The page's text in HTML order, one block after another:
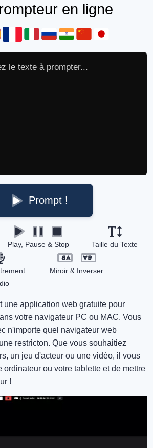
en ligne
Prompt !
Play, Pause & Stop Taille du Texte
Miroir & Inverser
une application web gratuite pour
votre navigateur PC ou MAC. Vous
n'importe quel navigateur web
restricton. Que vous souhaitiez
un jeu d'acteur ou une vidéo, il vous
ordinateur ou votre tablette et de mettre
!